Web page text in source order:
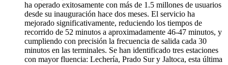
ha operado exitosamente con más de 1.5 millones de usuarios
desde su inauguración hace dos meses. El servicio ha
mejorado significativamente, reduciendo los tiempos de
recorrido de 52 minutos a aproximadamente 46-47 minutos, y
cumpliendo con precisión la frecuencia de salida cada 30
minutos en las terminales. Se han identificado tres estaciones
con mayor fluencia: Lechería, Prado Sur y Jaltoca, esta última